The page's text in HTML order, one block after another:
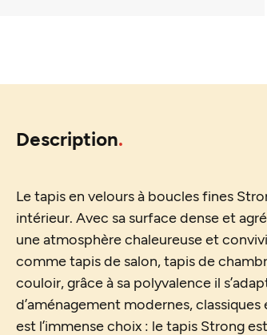
Description
Le tapis en velours à boucles fines
intérieur. Avec sa surface dense et
une atmosphère chaleureuse et
comme tapis de salon, tapis de
couloir, grâce à sa polyvalence il
d’aménagement modernes,
est l’immense choix : le tapis Strong